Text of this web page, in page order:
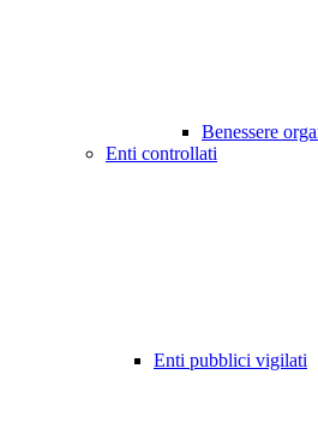
Benessere
Enti controllati
Enti pubblici vigilati